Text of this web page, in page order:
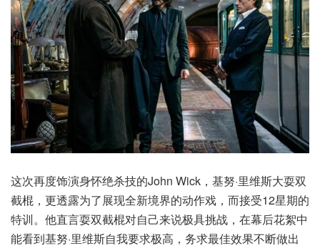
这次再度饰演身怀绝杀技的John Wick，基努·里维斯大耍双
截棍，更透露为了展现全新境界的动作戏，而接受12星期的
特训。他直言耍双截棍对自己来说极具挑战，在幕后花絮中
能看到基努·里维斯自我要求极高，务求最佳效果不断做出